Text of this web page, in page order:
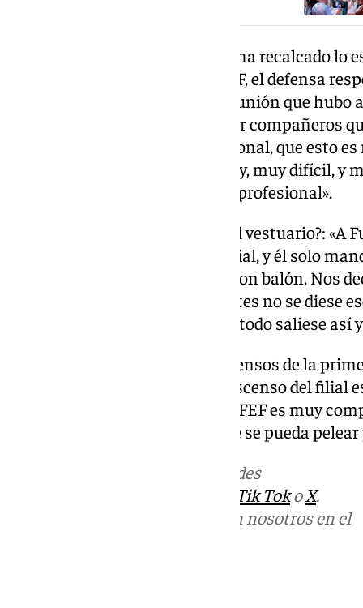
Recio a lo largo de la entrevista ha recalcado lo
vestuario el año de Tercera RFEF, el defensa
se puede llegarse a superar esa unión que
no se sabe, pero ya te digo yo, por compañeros
más tiempo en el fútbol profesional, que esto
todo en el mundo del fútbol, muy, muy difícil, y
año que he entrado en el fútbol profesional».
¿Cómo fue la llegada de Funes al vestuario?: «A
muchos años, de la época del filial, y él solo
disfrutar de lo que hacíamos y con balón. Nos
unidos. No te voy a decir que antes no se diese
sinergia que fue lo que hizo que todo saliese así
El malagueño ha vivido dos ascensos de la
aunque también ha vivido el descenso del filial
mucho en ese año. La Tercera RFEF es muy
Esperamos que el año que viene se pueda
en las redes
Tik TokoX.
Puedes ponerte en contacto con nosotros en el